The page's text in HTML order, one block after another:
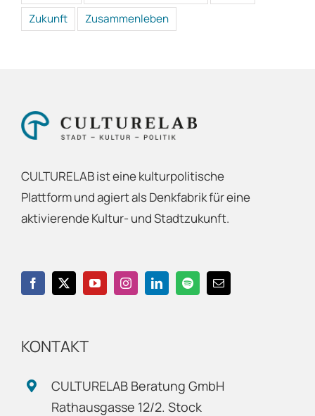
Zukunft
Zusammenleben
CULTURELAB ist eine kulturpolitische
Plattform und agiert als Denkfabrik für eine
aktivierende Kultur- und Stadtzukunft.
KONTAKT
CULTURELAB Beratung GmbH
Rathausgasse 12/2. Stock